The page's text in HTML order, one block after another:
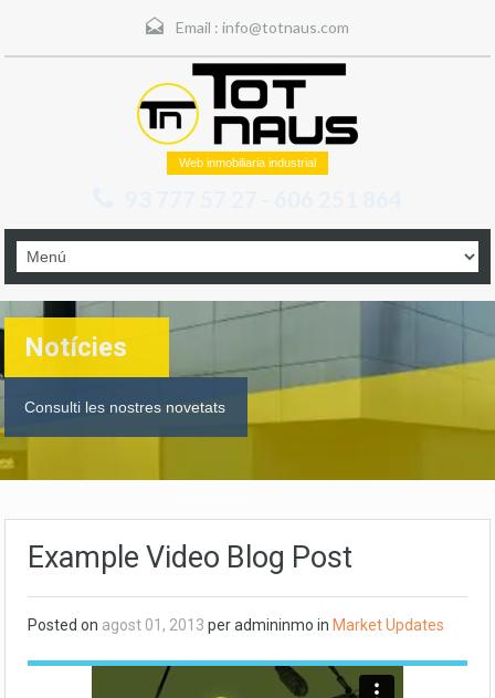
Email : info@totnaus.com
Web inmobiliaria industrial
Notícies
Consulti les nostres novetats
Example Video Blog Post
Posted on agost 01, 2013 per admininmo in Market Updates